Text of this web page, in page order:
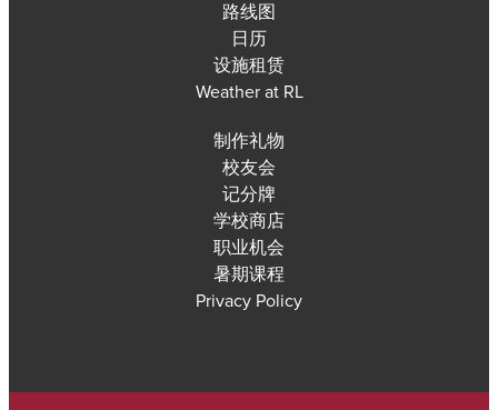
路线图
日历
设施租赁
Weather at RL
制作礼物
校友会
记分牌
学校商店
职业机会
暑期课程
Privacy Policy